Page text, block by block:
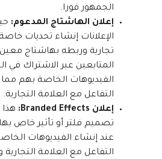
الجمهور فورا.
إعلان الهاشتاج المدعوم:
الإعلانات إنشاء تحديات
تجارية وربطه بهاشتاج
المتابعين عبر الاشتراك في
الفيديوهات الخاصة بهم
التفاعل مع العلامة التجارية.
إعلان Branded Effects:
هذا
تصميم فلتر أو تأثير خاص
عند إنشاء الفيديوهات
التفاعل مع العلامة التجارية